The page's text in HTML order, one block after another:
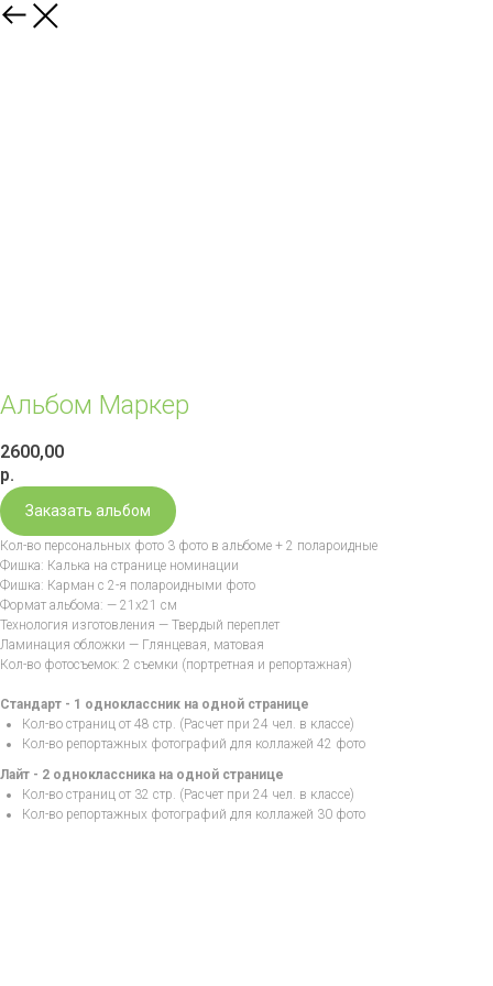
Альбом Маркер
2600,00
р.
Заказать альбом
Кол-во персональных фото 3 фото в альбоме + 2 полароидные
Фишка: Калька на странице номинации
Фишка: Карман с 2-я полароидными фото
Формат альбома: — 21х21 см
Технология изготовления — Твердый переплет
Ламинация обложки — Глянцевая, матовая
Кол-во фотосъемок: 2 съемки (портретная и репортажная)
Стандарт - 1 одноклассник на одной странице
Кол-во страниц от 48 стр. (Расчет при 24 чел. в классе)
Кол-во репортажных фотографий для коллажей 42 фото
Лайт - 2 одноклассника на одной странице
Кол-во страниц от 32 стр. (Расчет при 24 чел. в классе)
Кол-во репортажных фотографий для коллажей 30 фото